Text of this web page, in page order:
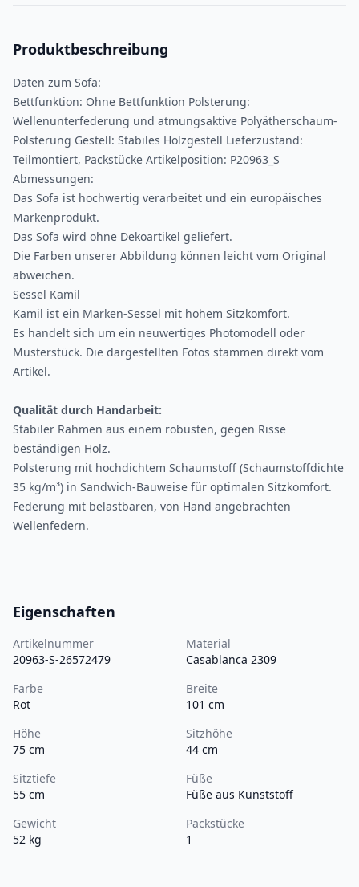
Produktbeschreibung
Daten zum Sofa:
Bettfunktion: Ohne Bettfunktion Polsterung:
Wellenunterfederung und atmungsaktive Polyätherschaum-
Polsterung Gestell: Stabiles Holzgestell Lieferzustand:
Teilmontiert, Packstücke Artikelposition: P20963_S
Abmessungen:
Das Sofa ist hochwertig verarbeitet und ein europäisches
Markenprodukt.
Das Sofa wird ohne Dekoartikel geliefert.
Die Farben unserer Abbildung können leicht vom Original
abweichen.
Sessel Kamil
Kamil ist ein Marken-Sessel mit hohem Sitzkomfort.
Es handelt sich um ein neuwertiges Photomodell oder
Musterstück. Die dargestellten Fotos stammen direkt vom
Artikel.
Qualität durch Handarbeit:
Stabiler Rahmen aus einem robusten, gegen Risse
beständigen Holz.
Polsterung mit hochdichtem Schaumstoff (Schaumstoffdichte
35 kg/m³) in Sandwich-Bauweise für optimalen Sitzkomfort.
Federung mit belastbaren, von Hand angebrachten
Wellenfedern.
Eigenschaften
Artikelnummer
20963-S-26572479
Material
Casablanca 2309
Farbe
Rot
Breite
101 cm
Höhe
75 cm
Sitzhöhe
44 cm
Sitztiefe
55 cm
Füße
Füße aus Kunststoff
Gewicht
52 kg
Packstücke
1